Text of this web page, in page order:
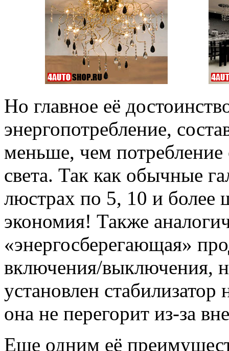
Но главное её
энергопотребление,
меньше, чем
света. Так как обычные
люстрах по 5, 10 и более
экономия! Также
«энергосберегающая»
включения/выключения,
установлен
она не перегорит из-за
Еще одним её